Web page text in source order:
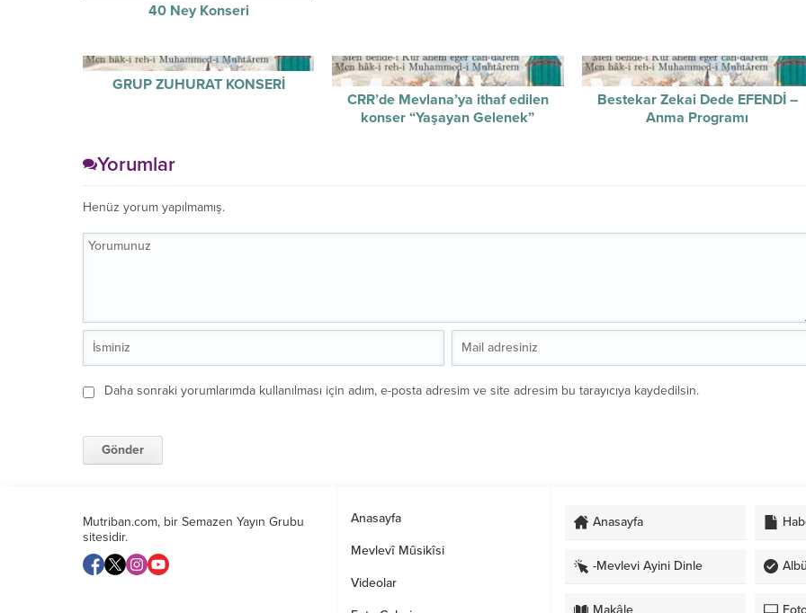
40 Ney Konseri
GRUP ZUHURAT KONSERİ
CRR’de Mevlana’ya ithaf edilen
konser “Yaşayan Gelenek”
Bestekar Zekai Dede EFENDİ –
Anma Programı
Yorumlar
Henüz yorum yapılmamış.
Daha sonraki yorumlarımda kullanılması için adım, e-posta adresim ve site adresim bu tarayıcıya kaydedilsin.
Mutriban.com, bir Semazen Yayın Grubu
sitesidir.
Anasayfa
Mevlevî Mûsikîsi
Videolar
Anasayfa
-Mevlevi Ayini Dinle
Makâle